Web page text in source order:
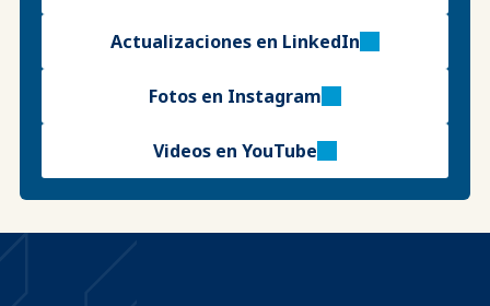
Actualizaciones en LinkedIn
Fotos en Instagram
Videos en YouTube